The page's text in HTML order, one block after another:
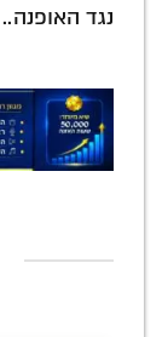
נגד האופנה..